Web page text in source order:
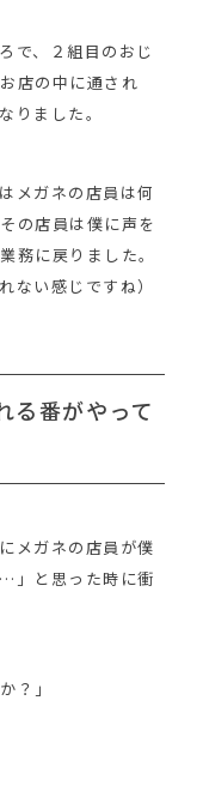
で、２組目のおじ
店の中に通され
りました。
メガネの店員は何
の店員は僕に声を
務に戻りました。
ない感じですね）
る番がやって
メガネの店員が僕
」と思った時に衝
？」